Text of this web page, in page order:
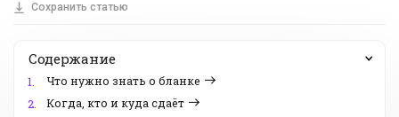
Сохранить статью
Содержание
1.
Что нужно знать о бланке
2.
Когда, кто и куда сдаёт